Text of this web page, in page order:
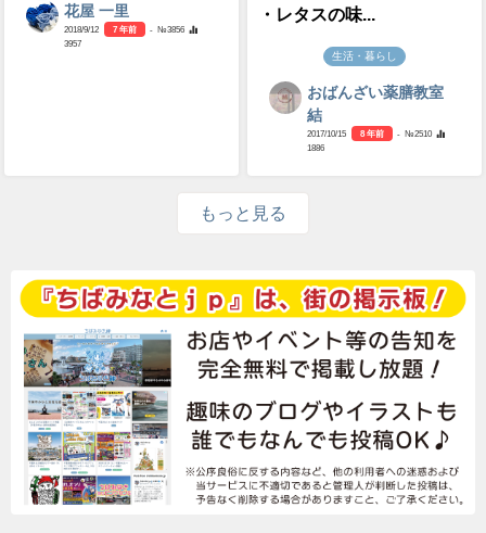
花屋 一里
2018/9/12 7 年前
- №3856
3957
・レタスの味...
生活・暮らし
おばんざい薬膳教室
結
2017/10/15 8 年前
- №2510
1886
もっと見る